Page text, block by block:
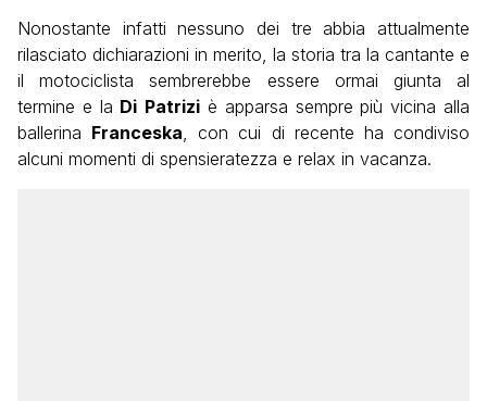
Nonostante infatti nessuno dei tre abbia attualmente
rilasciato dichiarazioni in merito, la storia tra la cantante e
il motociclista sembrerebbe essere ormai giunta al
termine e la Di Patrizi è apparsa sempre più vicina alla
ballerina Franceska , con cui di recente ha condiviso
alcuni momenti di spensieratezza e relax in vacanza.